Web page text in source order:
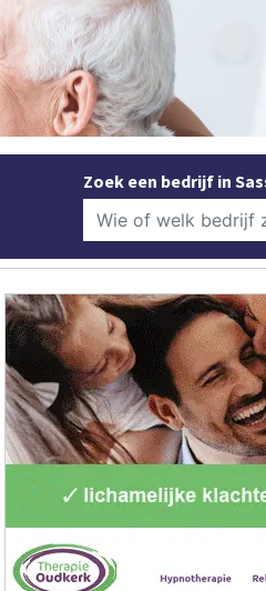
Zoek een bedrijf in